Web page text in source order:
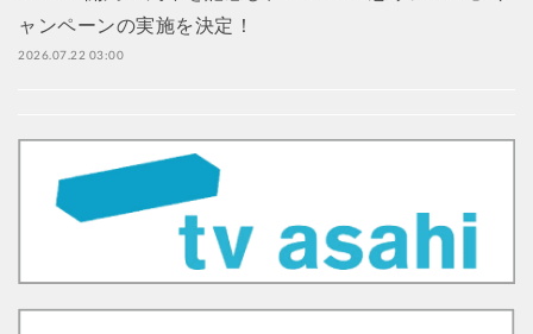
ャンペーンの実施を決定！
2026.07.22 03:00